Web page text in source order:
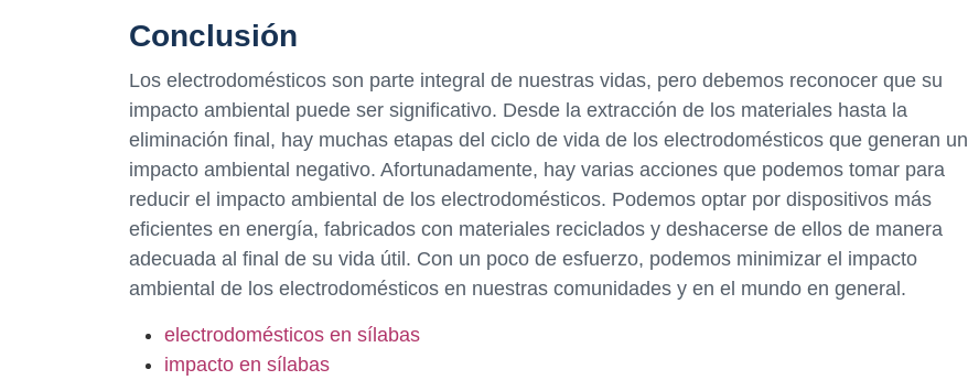
Conclusión
Los electrodomésticos son parte integral de nuestras vidas, pero debemos reconocer que su
impacto ambiental puede ser significativo. Desde la extracción de los materiales hasta la
eliminación final, hay muchas etapas del ciclo de vida de los electrodomésticos que generan un
impacto ambiental negativo. Afortunadamente, hay varias acciones que podemos tomar para
reducir el impacto ambiental de los electrodomésticos. Podemos optar por dispositivos más
eficientes en energía, fabricados con materiales reciclados y deshacerse de ellos de manera
adecuada al final de su vida útil. Con un poco de esfuerzo, podemos minimizar el impacto
ambiental de los electrodomésticos en nuestras comunidades y en el mundo en general.
electrodomésticos en sílabas
impacto en sílabas